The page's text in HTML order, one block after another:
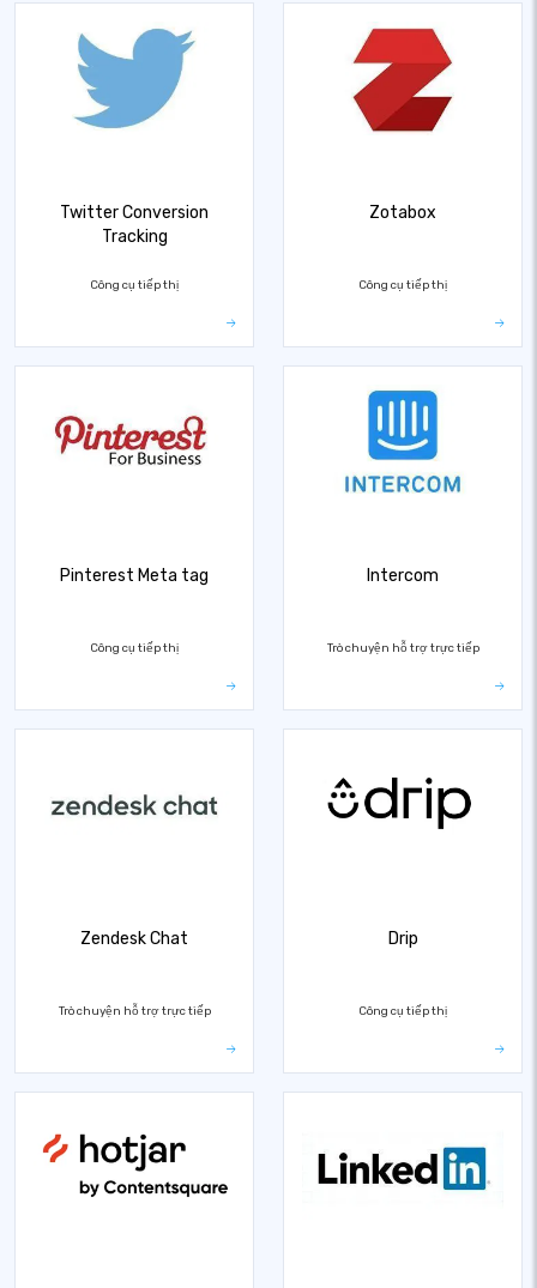
Twitter Conversion
Tracking
Công cụ tiếp thị
Zotabox
Công cụ tiếp thị
Pinterest Meta tag
Công cụ tiếp thị
Intercom
Trò chuyện hỗ trợ trực tiếp
Zendesk Chat
Trò chuyện hỗ trợ trực tiếp
Drip
Công cụ tiếp thị